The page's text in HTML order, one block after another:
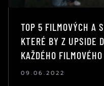
TOP 5 FILMOVÝCH A
KTERÉ BY Z UPSIDE
KAŽDÉHO
09.06.2022